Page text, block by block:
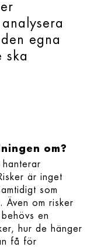
egna
ska
om?
hanterar
är inget
som
Även om risker
en
hur de hänger
få för